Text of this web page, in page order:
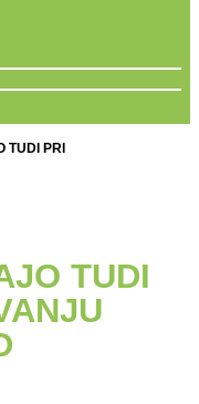
TUDI PRI
TUDI